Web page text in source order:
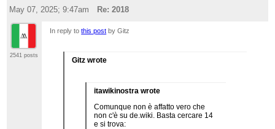
strumenti culturali per valutare com'è e come
May 07, 2025; 9:47am
Re: 2018
2541 posts
In reply tothis post by Gitz
Gitz wrote
itawikinostra wrote
Comunque non è affatto vero che
non c'è su de.wiki. Basta cercare 14
e si trova: